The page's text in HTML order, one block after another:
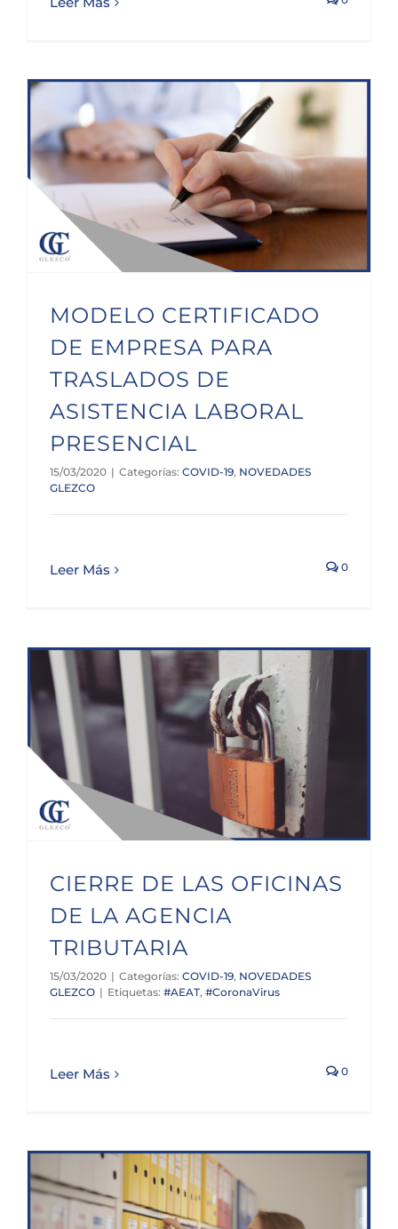
MODELO CERTIFICADO
DE EMPRESA PARA
TRASLADOS DE
ASISTENCIA LABORAL
PRESENCIAL
15/03/2020 | Categorías: COVID-19, NOVEDADES
GLEZCO
Leer Más 0
CIERRE DE LAS OFICINAS
DE LA AGENCIA
TRIBUTARIA
15/03/2020 | Categorías: COVID-19, NOVEDADES
GLEZCO | Etiquetas: #AEAT, #CoronaVirus
Leer Más 0